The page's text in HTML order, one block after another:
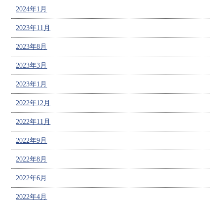
2024年1月
2023年11月
2023年8月
2023年3月
2023年1月
2022年12月
2022年11月
2022年9月
2022年8月
2022年6月
2022年4月